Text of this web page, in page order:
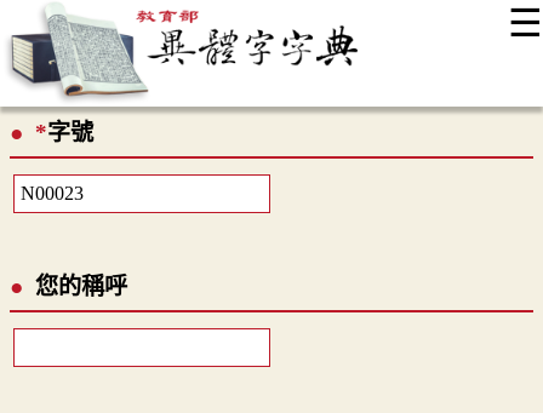
☰
最新消息
*字號
您的稱呼